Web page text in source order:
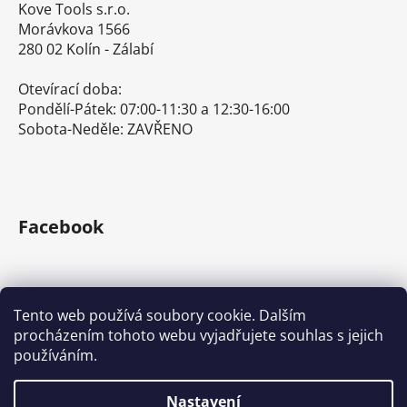
Tento web používá soubory cookie. Dalším
procházením tohoto webu vyjadřujete souhlas s jejich
používáním.
Nastavení
Kove Tools s.r.o.
Morávkova 1566
280 02 Kolín - Zálabí
Otevírací doba:
Pondělí-Pátek: 07:00-11:30 a 12:30-16:00
Sobota-Neděle: ZAVŘENO
Facebook
E-shop s ručním nářadím
Kove Tools s.r.o.